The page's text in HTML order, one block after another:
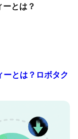
とは？
とは？ロボタク